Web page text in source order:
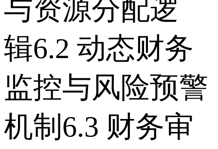
与资源分配逻
辑 6.2 动态财务
监控与风险预警
机制 6.3 财务审